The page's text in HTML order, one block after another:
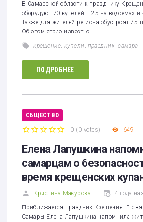
В Самарской области к празднику
оборудуют 70 купелей – 25 на водоемах
Также для жителей региона обустроят 75
Об этом стало известно…
крещение, купели , праздник,самара
ПОДРОБНЕЕ
ОБЩЕСТВО
0 ( 0 votes) 649
Елена Лапушкина
самарцам о
время крещенских
Кристина Макурова 4 года
Приближается праздник Крещения. В
Самары Елена Лапушкина напомнила